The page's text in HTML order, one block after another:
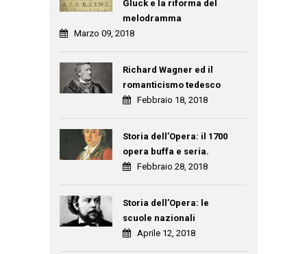
Gluck e la riforma del
melodramma
Marzo 09, 2018
Richard Wagner ed il
romanticismo tedesco
Febbraio 18, 2018
Storia dell’Opera: il 1700
opera buffa e seria.
Febbraio 28, 2018
Storia dell’Opera: le
scuole nazionali
Aprile 12, 2018